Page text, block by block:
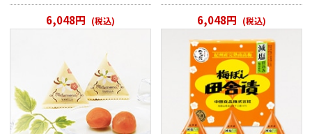
6,048円 (税込) 6,048円 (税込)